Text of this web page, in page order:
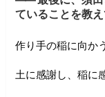
ていることを教え
作り手の稲に向か
土に感謝し、稲に